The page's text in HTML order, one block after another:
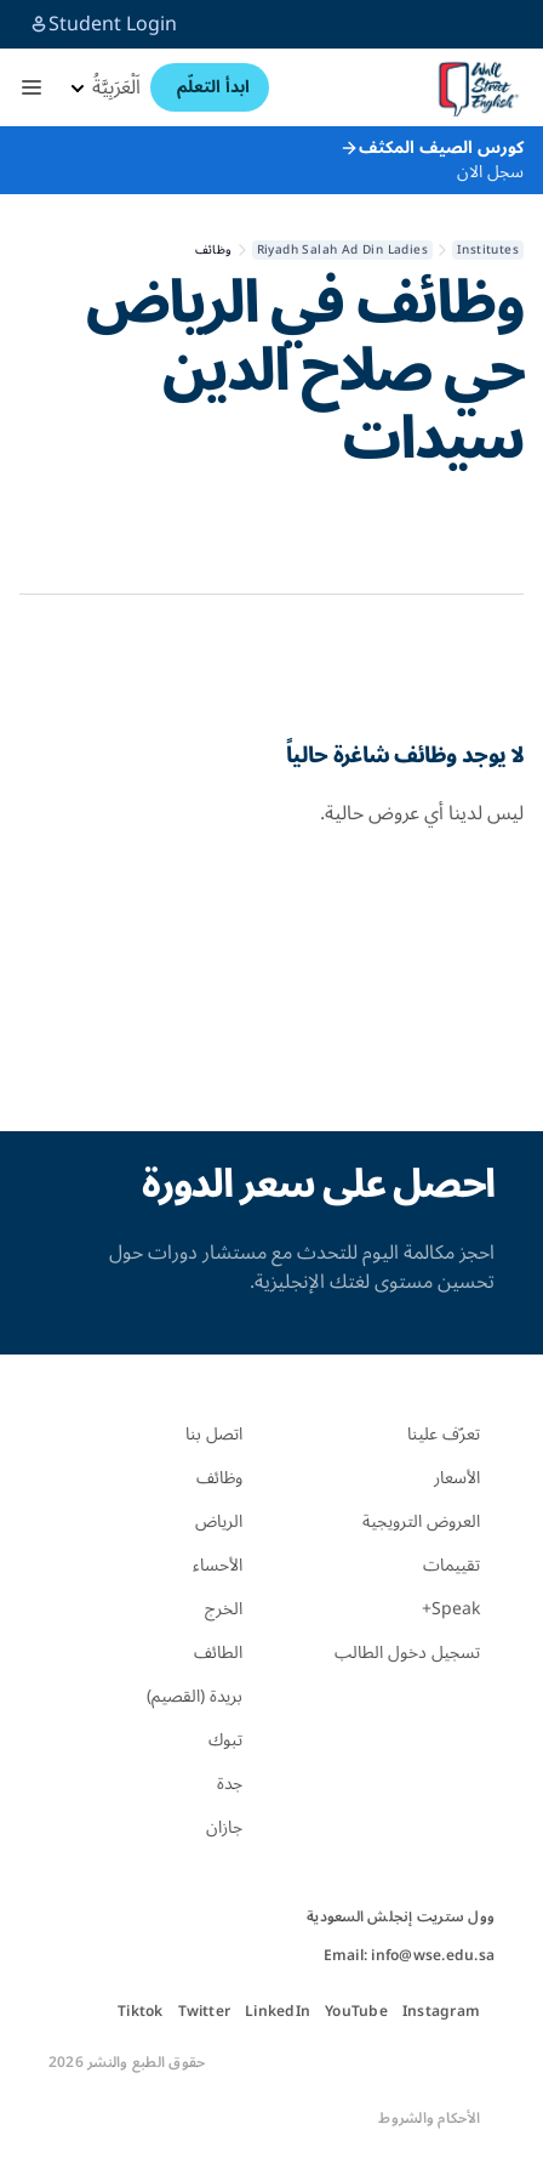
Student Login
ابدأ التعلّم اَلْعَرَبِيَّةُ
كورس الصيف المكثف
سجل الان
Institutes
Riyadh Salah Ad Din Ladies وظائف وظائف فيالرياض
حي صلاح الدين
سيدات
لا يوجد وظائف شاغرة حالياً
ليس لدينا أي عروض حالية.
احصل على سعر الدورة
احجز مكالمة اليوم للتحدث مع مستشار دورات حول
تحسين مستوى لغتك الإنجليزية.
تعرّف علينا
الأسعار
العروض الترويجية
تقييمات
Speak+
تسجيل دخول الطالب
اتصل بنا
وظائف
الرياض
الأحساء
الخرج
الطائف
بريدة (القصيم)
تبوك
جدة
جازان
وول ستريت إنجلش السعودية
Email: info@wse.edu.sa
Instagram
YouTube
LinkedIn
Twitter
Tiktok
حقوق الطبع والنشر 2026
الأحكام والشروط